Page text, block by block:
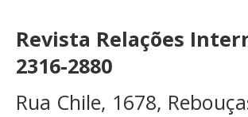
Revista Relações
2316-2880
Rua Chile, 1678,